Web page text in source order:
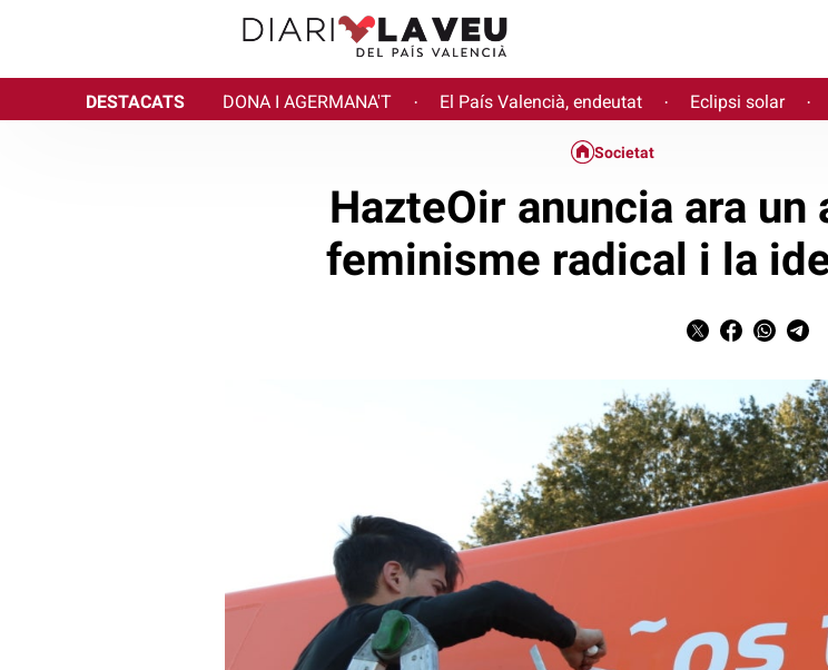
DESTACATS DONA I AGERMANA'T · El País Valencià, endeutat · Eclipsi solar ·
Societat
HazteOir anuncia ara
feminisme radical i la